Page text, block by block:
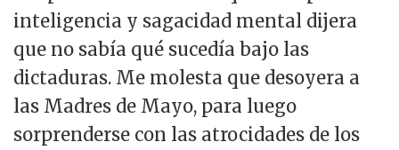
inteligencia y sagacidad mental dijera
que no sabía qué sucedía bajo las
dictaduras. Me molesta que desoyera a
las Madres de Mayo, para luego
sorprenderse con las atrocidades de los